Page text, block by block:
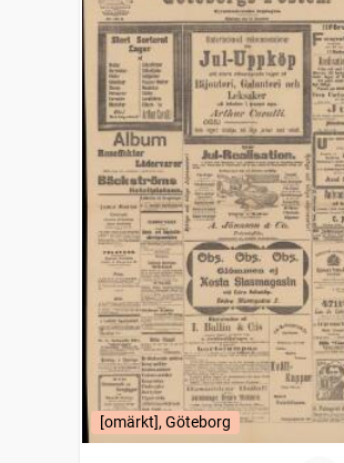
[omärkt], Göteborg